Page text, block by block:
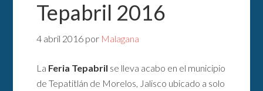
Tepabril 2016
4 abril 2016 por Malagana
La Feria Tepabril se lleva acabo en el municipio
de Tepatitlán de Morelos, Jalisco ubicado a solo